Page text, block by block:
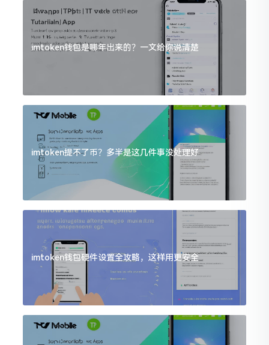
imtoken钱包是哪年出来的？一文给你说清楚
imtoken提不了币？多半是这几件事没处理好
imtoken钱包硬件设置全攻略，这样用更安全